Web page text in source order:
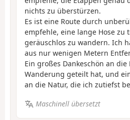
nichts zu überstürzen.
Es ist eine Route durch
empfehle, eine lange Hose zu
geräuschlos zu wandern. Ich
aus nur wenigen Metern
Ein großes Dankeschön an die
Wanderung geteilt hat, und
an die Natur, die ich zutiefst
Maschinell übersetzt